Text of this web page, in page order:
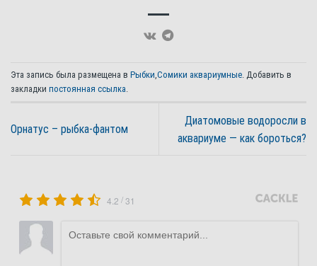
Эта запись была размещена в Рыбки Сомики аквариумные . Добавить в
закладки постоянная ссылка
Орнатус – рыбка-фантом
Диатомовые водоросли в
аквариуме — как бороться?
4.2 /31